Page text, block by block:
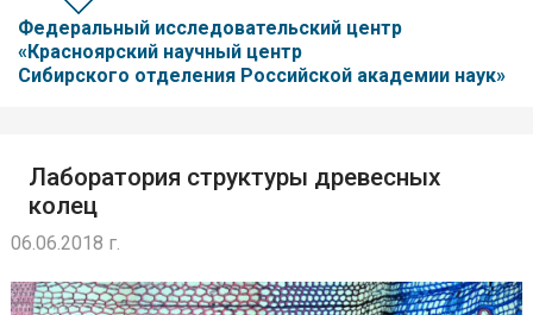
Федеральный исследовательский центр
«Красноярский научный центр
Сибирского отделения Российской академии наук»
Лаборатория структуры древесных
колец
06.06.2018 г.